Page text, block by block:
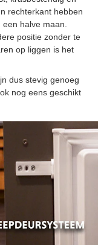
rechterkant hebben
halve maan.
positie zonder te
op liggen is het
dus stevig genoeg
nog eens geschikt